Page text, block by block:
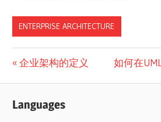
ENTERPRISE ARCHITECTURE
文
章
导
Previous
企业架构的定义
Next
如何在
Languages